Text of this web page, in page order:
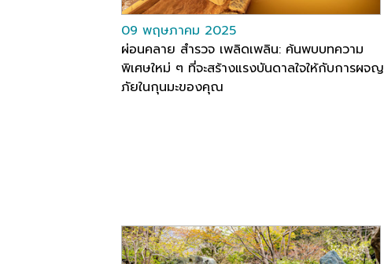
09 พฤษภาคม 2025
ผ่อนคลาย สำรวจ เพลิดเพลิน: ค้นพบบทความ
พิเศษใหม่ ๆ ที่จะสร้างแรงบันดาลใจให้กับการผจญ
ภัยในกุนมะของคุณ